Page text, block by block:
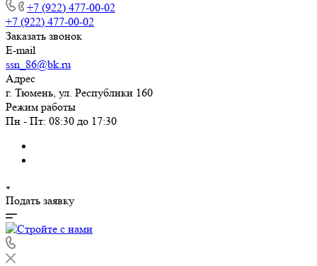
+7 (922) 477-00-02
+7 (922) 477-00-02
Заказать звонок
E-mail
ssn_86@bk.ru
Адрес
г. Тюмень, ул. Республики 160
Режим работы
Пн - Пт: 08:30 до 17:30
Подать заявку